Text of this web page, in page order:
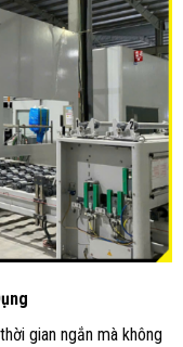
gian ngắn mà không